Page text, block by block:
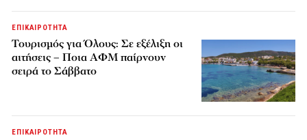
ΕΠΙΚΑΙΡΟΤΗΤΑ
Τουρισμός για Όλους: Σε εξέλιξη οι
αιτήσεις – Ποια ΑΦΜ παίρνουν
σειρά το Σάββατο
ΕΠΙΚΑΙΡΟΤΗΤΑ